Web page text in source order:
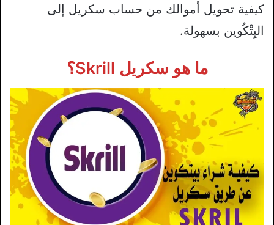
كيفية تحويل أموالك من حساب سكريل إلى
البِتْكُوين بسهولة.
ما هو سكريل Skrill؟